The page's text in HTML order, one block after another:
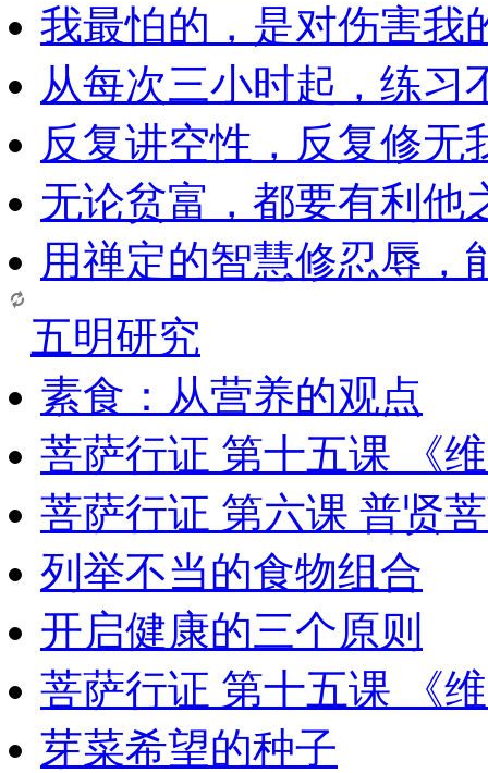
我最怕的，是对伤害我
从每次三小时起，练习
反复讲空性，反复修无
无论贫富，都要有利他
用禅定的智慧修忍辱，
五明研究
素食：从营养的观点
菩萨行证 第十五课 《
菩萨行证 第六课 普贤
列举不当的食物组合
开启健康的三个原则
菩萨行证 第十五课 《
芽菜希望的种子